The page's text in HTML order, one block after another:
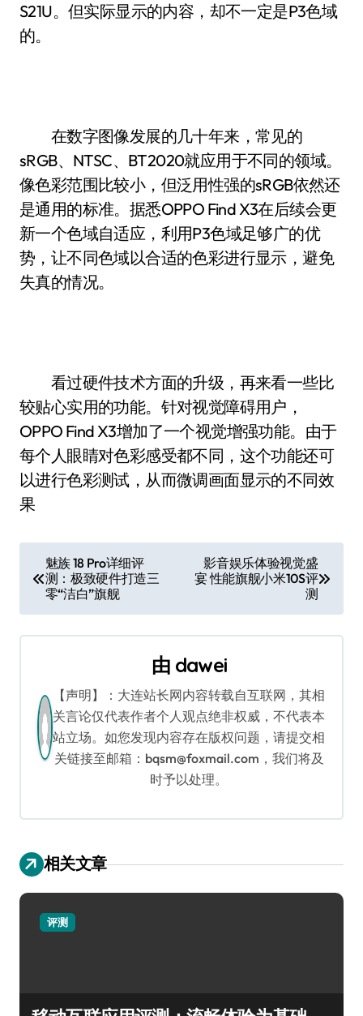
S21U。但实际显示的内容，却不一定是P3色域
的。
在数字图像发展的几十年来，常见的
sRGB、NTSC、BT2020就应用于不同的领域。
像色彩范围比较小，但泛用性强的sRGB依然还
是通用的标准。据悉OPPO Find X3在后续会更
新一个色域自适应，利用P3色域足够广的优
势，让不同色域以合适的色彩进行显示，避免
失真的情况。
看过硬件技术方面的升级，再来看一些比
较贴心实用的功能。针对视觉障碍用户，
OPPO Find X3增加了一个视觉增强功能。由于
每个人眼睛对色彩感受都不同，这个功能还可
以进行色彩测试，从而微调画面显示的不同效
果
章
导
魅族 18 Pro详细评
测：极致硬件打造三
零“洁白”旗舰
影音娱乐体验视觉盛
宴 性能旗舰小米10S评
测
由 dawei
【声明】：大连站长网内容转载自互联网，其相
关言论仅代表作者个人观点绝非权威，不代表本
站立场。如您发现内容存在版权问题，请提交相
关链接至邮箱：bqsm@foxmail.com，我们将及
时予以处理。
相关文章
评测